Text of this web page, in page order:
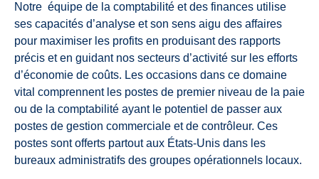
Notre équipe de la comptabilité et des finances utilise
ses capacités d’analyse et son sens aigu des affaires
pour maximiser les profits en produisant des rapports
précis et en guidant nos secteurs d’activité sur les efforts
d’économie de coûts. Les occasions dans ce domaine
vital comprennent les postes de premier niveau de la paie
ou de la comptabilité ayant le potentiel de passer aux
postes de gestion commerciale et de contrôleur. Ces
postes sont offerts partout aux États-Unis dans les
bureaux administratifs des groupes opérationnels locaux.